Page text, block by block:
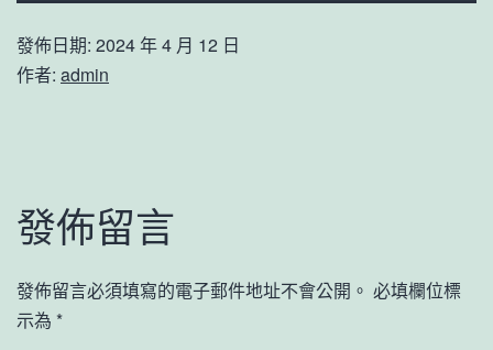
發佈日期: 2024 年 4 月 12 日
作者: admin
發佈留言
發佈留言必須填寫的電子郵件地址不會公開。 必填欄位標
示為 *